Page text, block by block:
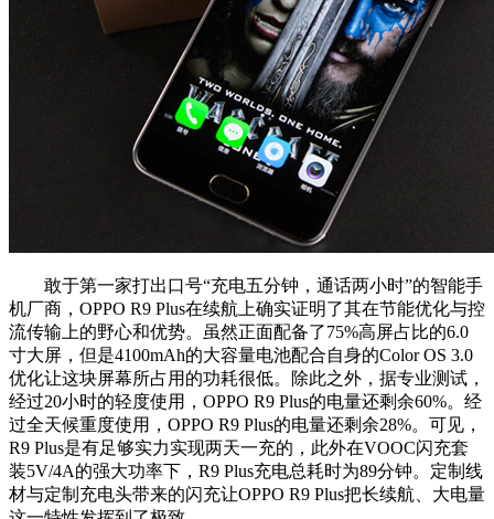
敢于第一家打出口号“充电五分钟，通话两小时”的智能手
机厂商，OPPO R9 Plus在续航上确实证明了其在节能优化与控
流传输上的野心和优势。虽然正面配备了75%高屏占比的6.0
寸大屏，但是4100mAh的大容量电池配合自身的Color OS 3.0
优化让这块屏幕所占用的功耗很低。除此之外，据专业测试，
经过20小时的轻度使用，OPPO R9 Plus的电量还剩余60%。经
过全天候重度使用，OPPO R9 Plus的电量还剩余28%。可见，
R9 Plus是有足够实力实现两天一充的，此外在VOOC闪充套
装5V/4A的强大功率下，R9 Plus充电总耗时为89分钟。定制线
材与定制充电头带来的闪充让OPPO R9 Plus把长续航、大电量